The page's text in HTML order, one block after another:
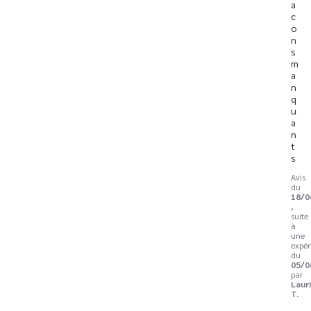
a
c
o
n
s
m
a
n
q
u
a
n
t
s
Avis
du
18/
,
suite
à
une
du
05/
par
T.